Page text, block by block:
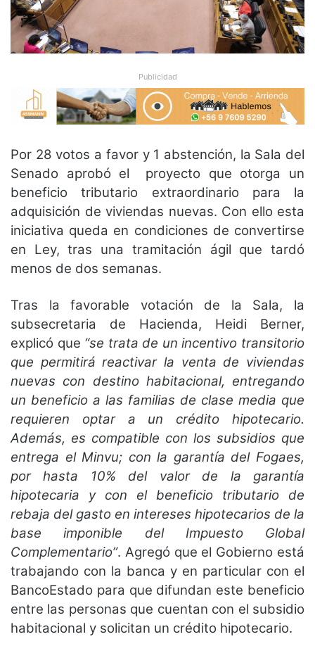
Publicidad
Por 28 votos a favor y 1 abstención, la Sala del
Senado aprobó el proyecto que otorga un
beneficio tributario extraordinario para la
adquisición de viviendas nuevas. Con ello esta
iniciativa queda en condiciones de convertirse
en Ley, tras una tramitación ágil que tardó
menos de dos semanas.
Tras la favorable votación de la Sala, la
subsecretaria de Hacienda, Heidi Berner,
explicó que “se trata de unincentivo transitorio
que permitirá reactivar la venta de viviendas
nuevas con destino habitacional, entregando
un beneficio a las familias de clase media que
requieren optar a un crédito hipotecario.
Además, es compatible con los subsidios que
entrega el Minvu; con la garantía del Fogaes,
por hasta 10% del valor de la garantía
hipotecaria y con el beneficio tributario de
rebaja del gasto en intereses hipotecarios de la
baseimponible del Impuesto Global
Complementario”. Agregó que el Gobierno está
trabajando con la banca y en particular con el
BancoEstado para que difundan este beneficio
entre las personas que cuentan con el subsidio
habitacional y solicitan un crédito hipotecario.